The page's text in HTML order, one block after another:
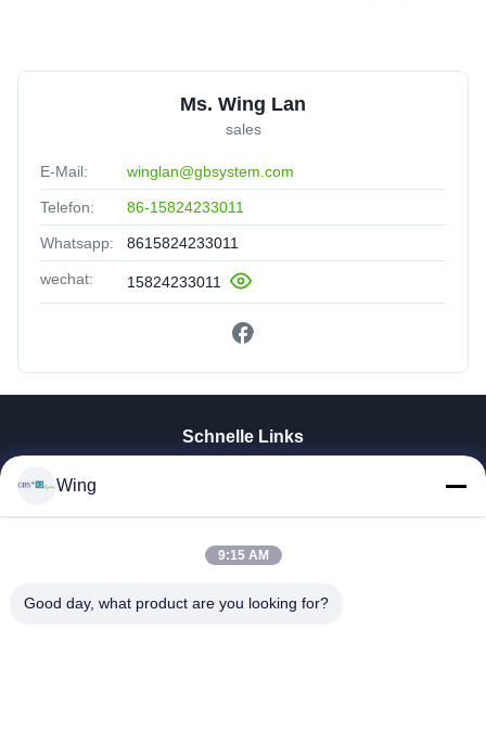
Ms. Wing Lan
sales
E-Mail: winglan@gbsystem.com
Telefon: 86-15824233011
Whatsapp: 8615824233011
wechat: 15824233011
Schnelle Links
VR-Show
Werksbesichtigung
Wing
9:15 AM
Good day, what product are you looking for?